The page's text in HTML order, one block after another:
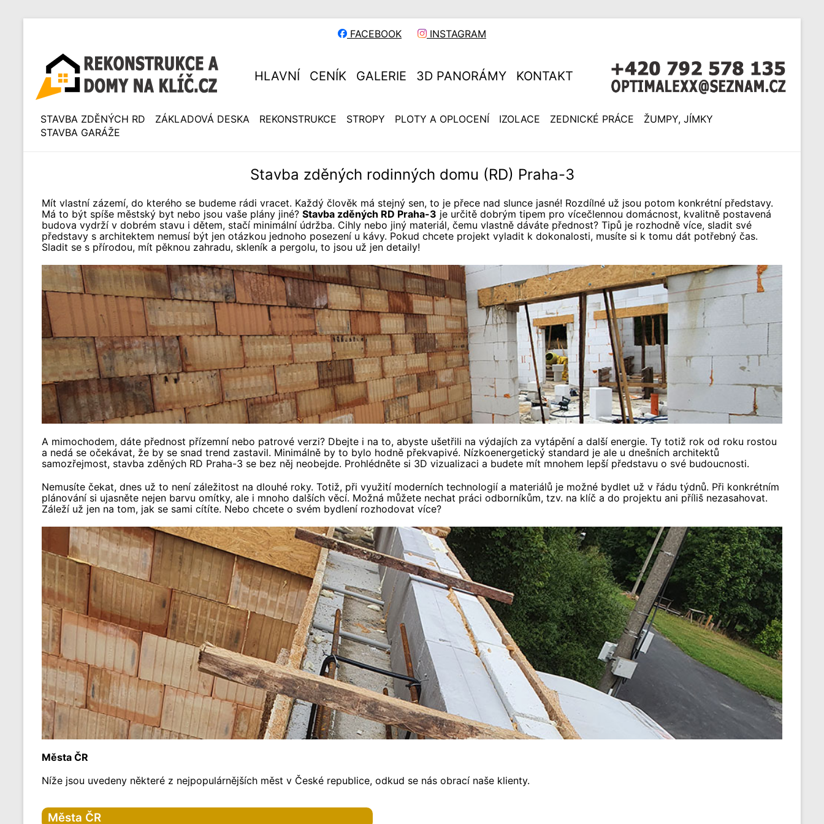
FACEBOOK INSTAGRAM
HLAVNÍ CENÍK GALERIE 3D PANORÁMY KONTAKT
STAVBA ZDĚNÝCH RD ZÁKLADOVÁ DESKA REKONSTRUKCE STROPY PLOTY A OPLOCENÍ IZOLACE ZEDNICKÉ PRÁCE
ŽUMPY, JÍMKY
STAVBA GARÁŽE
Stavba zděných rodinných domu (RD) Praha-3
Mít vlastní zázemí, do kterého se budeme rádi vracet. Každý člověk má stejný sen, to je přece nad slunce jasné! Rozdílné už jsou potom konkrétní představy.
Má to být spíše městský byt nebo jsou vaše plány jiné? Stavba zděných RD Praha-3 je určitě dobrým tipem pro vícečlennou domácnost, kvalitně postavená
budova vydrží v dobrém stavu i dětem, stačí minimální údržba. Cihly nebo jiný materiál, čemu vlastně dáváte přednost? Tipů je rozhodně více, sladit své
představy s architektem nemusí být jen otázkou jednoho posezení u kávy. Pokud chcete projekt vyladit k dokonalosti, musíte si k tomu dát potřebný čas.
Sladit se s přírodou, mít pěknou zahradu, skleník a pergolu, to jsou už jen detaily!
A mimochodem, dáte přednost přízemní nebo patrové verzi? Dbejte i na to, abyste ušetřili na výdajích za vytápění a další energie. Ty totiž rok od roku rostou
a nedá se očekávat, že by se snad trend zastavil. Minimálně by to bylo hodně překvapivé. Nízkoenergetický standard je ale u dnešních architektů
samozřejmost, stavba zděných RD Praha-3 se bez něj neobejde. Prohlédněte si 3D vizualizaci a budete mít mnohem lepší představu o své budoucnosti.
Nemusíte čekat, dnes už to není záležitost na dlouhé roky. Totiž, při využití moderních technologií a materiálů je možné bydlet už v řádu týdnů. Při konkrétním
plánování si ujasněte nejen barvu omítky, ale i mnoho dalších věcí. Možná můžete nechat práci odborníkům, tzv. na klíč a do projektu ani příliš nezasahovat.
Záleží už jen na tom, jak se sami cítíte. Nebo chcete o svém bydlení rozhodovat více?
Města ČR
Níže jsou uvedeny některé z nejpopulárnějších měst v České republice, odkud se nás obrací naše klienty.
Města ČR